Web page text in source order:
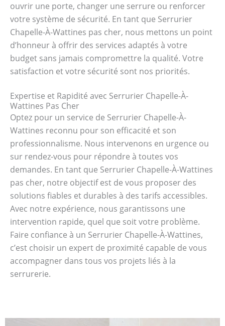
ouvrir une porte, changer une serrure ou renforcer
votre système de sécurité. En tant que Serrurier
Chapelle-À-Wattines pas cher, nous mettons un point
d’honneur à offrir des services adaptés à votre
budget sans jamais compromettre la qualité. Votre
satisfaction et votre sécurité sont nos priorités.
Expertise et Rapidité avec Serrurier Chapelle-À-
Wattines Pas Cher
Optez pour un service de Serrurier Chapelle-À-
Wattines reconnu pour son efficacité et son
professionnalisme. Nous intervenons en urgence ou
sur rendez-vous pour répondre à toutes vos
demandes. En tant que Serrurier Chapelle-À-Wattines
pas cher, notre objectif est de vous proposer des
solutions fiables et durables à des tarifs accessibles.
Avec notre expérience, nous garantissons une
intervention rapide, quel que soit votre problème.
Faire confiance à un Serrurier Chapelle-À-Wattines,
c’est choisir un expert de proximité capable de vous
accompagner dans tous vos projets liés à la
serrurerie.